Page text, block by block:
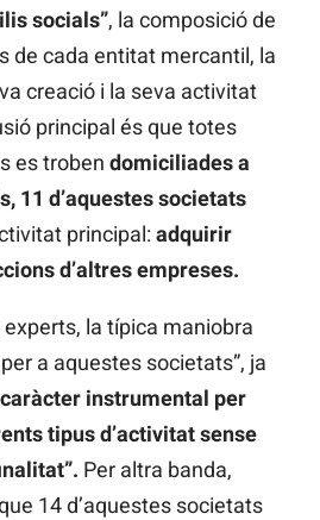
socials”, la composició de
de cada entitat mercantil, la
creació i la seva activitat
principal és que totes
es troben domiciliades a
11 d’aquestes societats
principal: adquirir
d’altres empreses.
experts, la típica maniobra
a aquestes societats”, ja
instrumental per
tipus d’activitat sense
Per altra banda,
14 d’aquestes societats